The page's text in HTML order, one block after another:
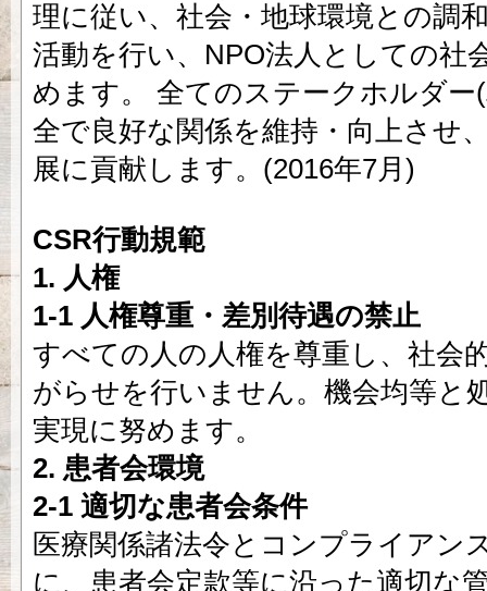
理に従い、社会・地球環境との調
活動を行い、NPO法人としての社
めます。 全てのステークホルダー
全で良好な関係を維持・向上させ
展に貢献します。(2016年7月)
CSR行動規範
1. 人権
1-1 人権尊重・差別待遇の禁止
すべての人の人権を尊重し、社会
がらせを行いません。機会均等と
実現に努めます。
2. 患者会環境
2-1 適切な患者会条件
医療関係諸法令とコンプライアン
に、患者会定款等に沿った適切な